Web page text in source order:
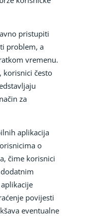
pristupiti
problem, a
vremenu.
korisnici često
za
aplikacija
o
čime korisnici
povijesti
eventualne